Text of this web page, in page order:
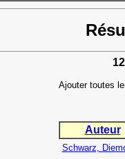
Ajouter toutes
Auteur
Schwarz,